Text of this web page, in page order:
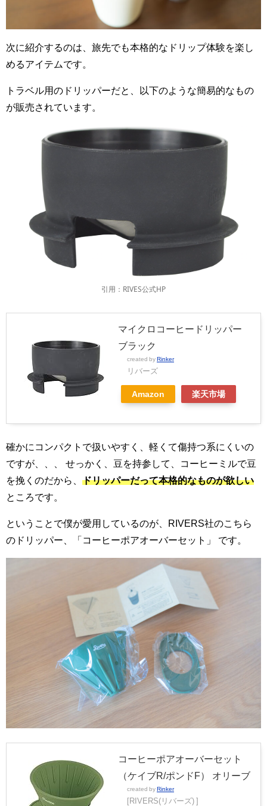
次に紹介するのは、旅先でも本格的なドリップ体験を楽し
めるアイテムです。
トラベル用のドリッパーだと、以下のような簡易的なもの
が販売されています。
引用：RIVES公式HP
マイクロコーヒードリッパー
ブラック
created by Rinker
リバーズ
Amazon 楽天市場
確かにコンパクトで扱いやすく、軽くて傷持つ系にくいの
ですが、、、 せっかく、豆を持参して、コーヒーミルで豆
を挽くのだから、 ドリッパーだって本格的なものが欲しい
ところです。
ということで僕が愛用しているのが、RIVERS社のこちら
のドリッパー、「コーヒーポアオーバーセット」 です。
コーヒーポアオーバーセット
（ケイブR/ポンドF） オリーブ
created by Rinker
[RIVERS(リバーズ) ]